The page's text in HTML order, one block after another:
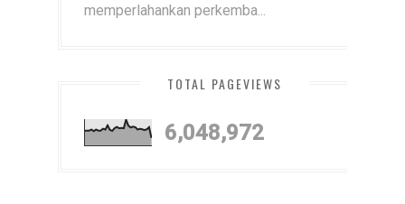
memperlahankan perkemba...
TOTAL PAGEVIEWS
6,048,972